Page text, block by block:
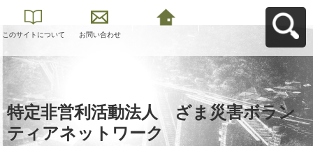
このサイトについて お問い合わせ
特定非営利活動法人 ざま災害ボラン
ティアネットワーク